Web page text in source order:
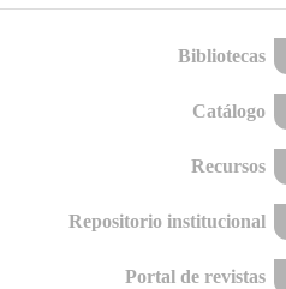
Bibliotecas
Catálogo
Recursos
Repositorio institucional
Portal de revistas